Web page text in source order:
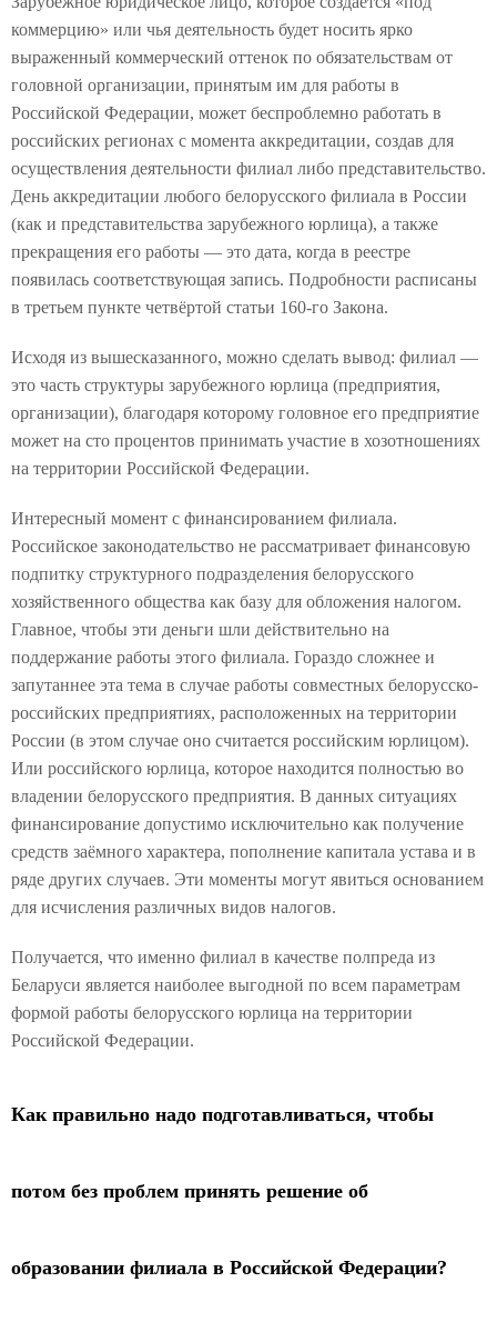
коммерцию» или чья деятельность будет носить ярко
выраженный коммерческий оттенок по обязательствам от
головной организации, принятым им для работы в
Российской Федерации, может беспроблемно работать в
российских регионах с момента аккредитации, создав для
осуществления деятельности филиал либо представительство.
День аккредитации любого белорусского филиала в России
(как и представительства зарубежного юрлица), а также
прекращения его работы — это дата, когда в реестре
появилась соответствующая запись. Подробности расписаны
в третьем пункте четвёртой статьи 160-го Закона.
Исходя из вышесказанного, можно сделать вывод: филиал —
это часть структуры зарубежного юрлица (предприятия,
организации), благодаря которому головное его предприятие
может на сто процентов принимать участие в хозотношениях
на территории Российской Федерации.
Интересный момент с финансированием филиала.
Российское законодательство не рассматривает финансовую
подпитку структурного подразделения белорусского
хозяйственного общества как базу для обложения налогом.
Главное, чтобы эти деньги шли действительно на
поддержание работы этого филиала. Гораздо сложнее и
запутаннее эта тема в случае работы совместных белорусско-
российских предприятиях, расположенных на территории
России (в этом случае оно считается российским юрлицом).
Или российского юрлица, которое находится полностью во
владении белорусского предприятия. В данных ситуациях
финансирование допустимо исключительно как получение
средств заёмного характера, пополнение капитала устава и в
ряде других случаев. Эти моменты могут явиться основанием
для исчисления различных видов налогов.
Получается, что именно филиал в качестве полпреда из
Беларуси является наиболее выгодной по всем параметрам
формой работы белорусского юрлица на территории
Российской Федерации.
Как правильно надо подготавливаться, чтобы
потом без проблем принять решение об
образовании филиала в Российской Федерации?